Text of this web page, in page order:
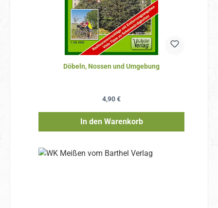
Döbeln, Nossen und Umgebung
Regulärer Preis:
4,90 €
In den Warenkorb